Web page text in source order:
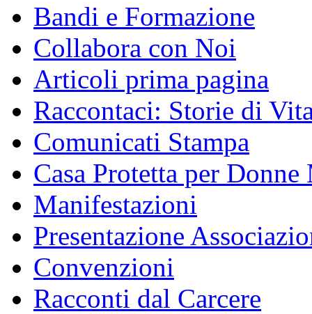
Bandi e Formazione
Collabora con Noi
Articoli prima pagina
Raccontaci: Storie di
Comunicati Stampa
Casa Protetta per Donne
Manifestazioni
Presentazione
Convenzioni
Racconti dal Carcere